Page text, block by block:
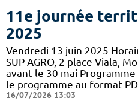
11e journée
2025
Vendredi 13 juin 2025
SUP AGRO, 2 place Viala,
avant le 30 mai
le programme au format
16/07/2026 13:03